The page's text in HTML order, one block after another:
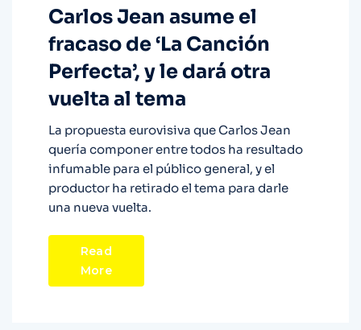
Carlos Jean asume el
fracaso de ‘La Canción
Perfecta’, y le dará otra
vuelta al tema
La propuesta eurovisiva que Carlos Jean
quería componer entre todos ha resultado
infumable para el público general, y el
productor ha retirado el tema para darle
una nueva vuelta.
Read
More